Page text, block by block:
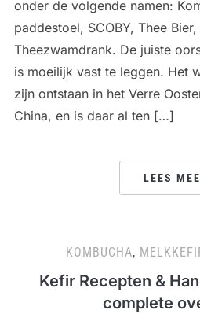
onder de volgende namen:
paddestoel, SCOBY, Thee
Theezwamdrank. De juiste
is moeilijk vast te leggen. Het
zijn ontstaan ​​in het Verre
China, en is daar al ten […]
LEES
KOMBUCHA,
Kefir Recepten &
complete